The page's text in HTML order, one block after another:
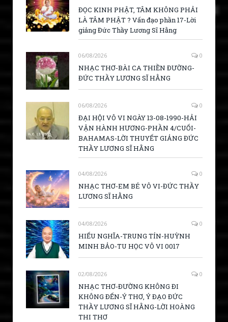
ĐỌC KINH PHẬT, TÂM KHÔNG PHẢI
LÀ TÂM PHẬT ? Vấn đạo phần 17-Lời
giảng Đức Thầy Lương Sĩ Hằng
06/08/2026 0
NHẠC THƠ-BÀI CA THIỀN ĐƯỜNG-
ĐỨC THẦY LƯƠNG SĨ HẰNG
06/08/2026 0
ĐẠI HỘI VÔ VI NGÀY 13-08-1990-HẢI
VẬN HÀNH HƯƠNG-PHẦN 4/CUỐI-
BAHAMAS-LỜI THUYẾT GIẢNG ĐỨC
THẦY LƯƠNG SĨ HẰNG
04/08/2026 0
NHẠC THƠ-EM BÉ VÔ VI-ĐỨC THẦY
LƯƠNG SĨ HẰNG
04/08/2026 0
HIẾU NGHĨA-TRUNG TÍN-HUỲNH
MINH BẢO-TU HỌC VÔ VI 0017
02/08/2026 0
NHẠC THƠ-ĐƯỜNG KHÔNG ĐI
KHÔNG ĐẾN-Ý THƠ, Ý ĐẠO ĐỨC
THẦY LƯƠNG SĨ HẰNG-LỜI HOÀNG
THI THƠ